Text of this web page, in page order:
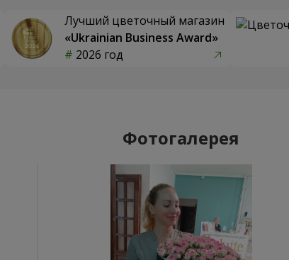
Лучший цветочный магазин
«Ukrainian Business Award»
2026 год
Фотогалерея